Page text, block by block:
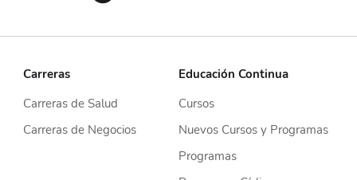
Carreras
Carreras de Salud
Carreras de Negocios
Educación Continua
Cursos
Nuevos Cursos y Programas
Programas